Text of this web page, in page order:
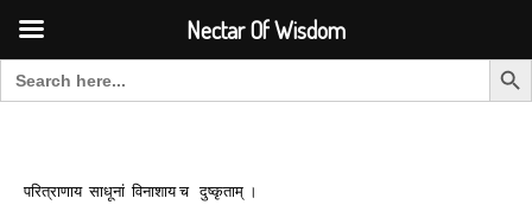
Search for: Search
परित्राणाय साधूनां विनाशाय च दुष्कृताम् ।
Nectar Of Wisdom